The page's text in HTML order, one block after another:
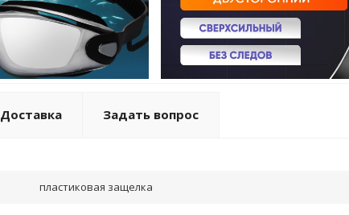
Доставка Задать вопрос
пластиковая защелка